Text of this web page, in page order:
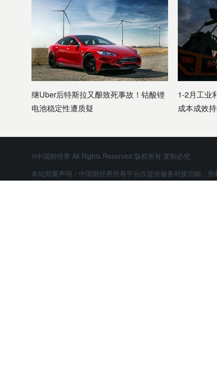
继Uber后特斯拉又酿致死事故！钴酸锂
电池稳定性遭质疑
1-2月工业
成本成效
©中国财经界 All Rights Reserved 版权所有 复制必究
本站郑重声明：中国财经界所有平台仅提供服务对接功能，